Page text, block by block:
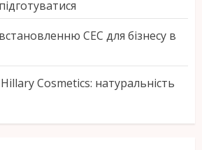
СЕС для бізнесу в
Cosmetics: натуральність